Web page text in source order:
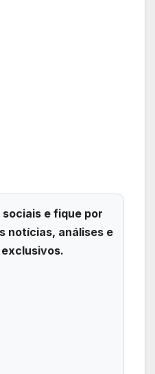
e fique por
notícias, análises e